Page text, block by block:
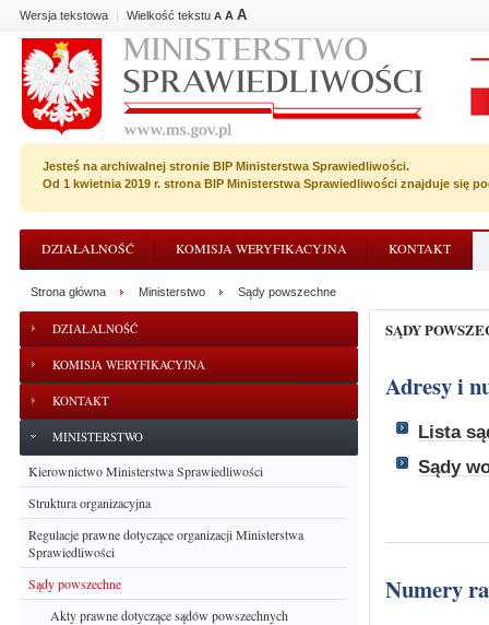
Wersja tekstowa | Wielkość tekstu A A A
Jesteś na archiwalnej stronie BIP Ministerstwa Sprawiedliwości.
Od 1 kwietnia 2019 r. strona BIP Ministerstwa Sprawiedliwości znajduje się
DZIAŁALNOŚĆ KOMISJA WERYFIKACYJNA KONTAKT
DZIAŁALNOŚĆ
KOMISJA WERYFIKACYJNA
KONTAKT
MINISTERSTWO
Kierownictwo Ministerstwa Sprawiedliwości
Struktura organizacyjna
Regulacje prawne dotyczące organizacji Ministerstwa
Sprawiedliwości
Sądy powszechne
Akty prawne dotyczące sądów powszechnych
Strona główna Ministerstwo Sądy powszechne
SĄDY
Adresy i
Lista
Sądy
Numery